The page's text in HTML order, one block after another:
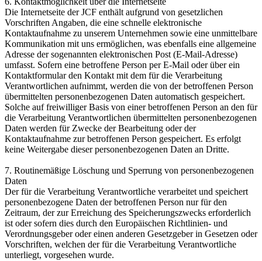
Die Internetseite der JCF enthält aufgrund von gesetzlichen
Vorschriften Angaben, die eine schnelle elektronische
Kontaktaufnahme zu unserem Unternehmen sowie eine unmittelbare
Kommunikation mit uns ermöglichen, was ebenfalls eine allgemeine
Adresse der sogenannten elektronischen Post (E-Mail-Adresse)
umfasst. Sofern eine betroffene Person per E-Mail oder über ein
Kontaktformular den Kontakt mit dem für die Verarbeitung
Verantwortlichen aufnimmt, werden die von der betroffenen Person
übermittelten personenbezogenen Daten automatisch gespeichert.
Solche auf freiwilliger Basis von einer betroffenen Person an den für
die Verarbeitung Verantwortlichen übermittelten personenbezogenen
Daten werden für Zwecke der Bearbeitung oder der
Kontaktaufnahme zur betroffenen Person gespeichert. Es erfolgt
keine Weitergabe dieser personenbezogenen Daten an Dritte.
7. Routinemäßige Löschung und Sperrung von personenbezogenen
Daten
Der für die Verarbeitung Verantwortliche verarbeitet und speichert
personenbezogene Daten der betroffenen Person nur für den
Zeitraum, der zur Erreichung des Speicherungszwecks erforderlich
ist oder sofern dies durch den Europäischen Richtlinien- und
Verordnungsgeber oder einen anderen Gesetzgeber in Gesetzen oder
Vorschriften, welchen der für die Verarbeitung Verantwortliche
unterliegt, vorgesehen wurde.